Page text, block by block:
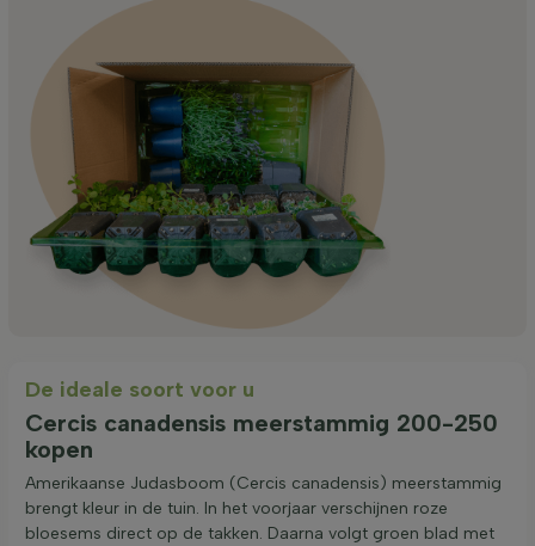
De ideale soort voor u
Cercis canadensis meerstammig 200-250
kopen
Amerikaanse Judasboom (Cercis canadensis) meerstammig
brengt kleur in de tuin. In het voorjaar verschijnen roze
bloesems direct op de takken. Daarna volgt groen blad met